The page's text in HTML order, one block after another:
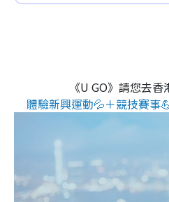
《U GO》請您去香
體驗新興運動💦＋競技賽事